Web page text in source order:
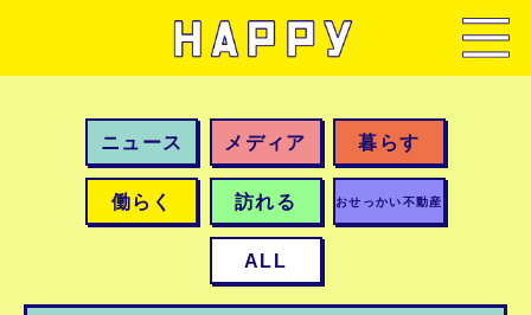
ニュース メディア 暮らす
働らく 訪れる おせっかい不動産
ALL